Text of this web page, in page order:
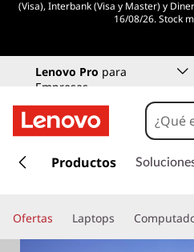
(Visa), Interbank (Visa y Master) y
16/08/26. Stock
Lenovo Pro para
Empresas
c
Productos
Ofertas Laptops